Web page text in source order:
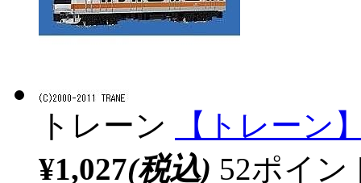
トレーン
【トレーン
¥1,027(税込) 52ポイ